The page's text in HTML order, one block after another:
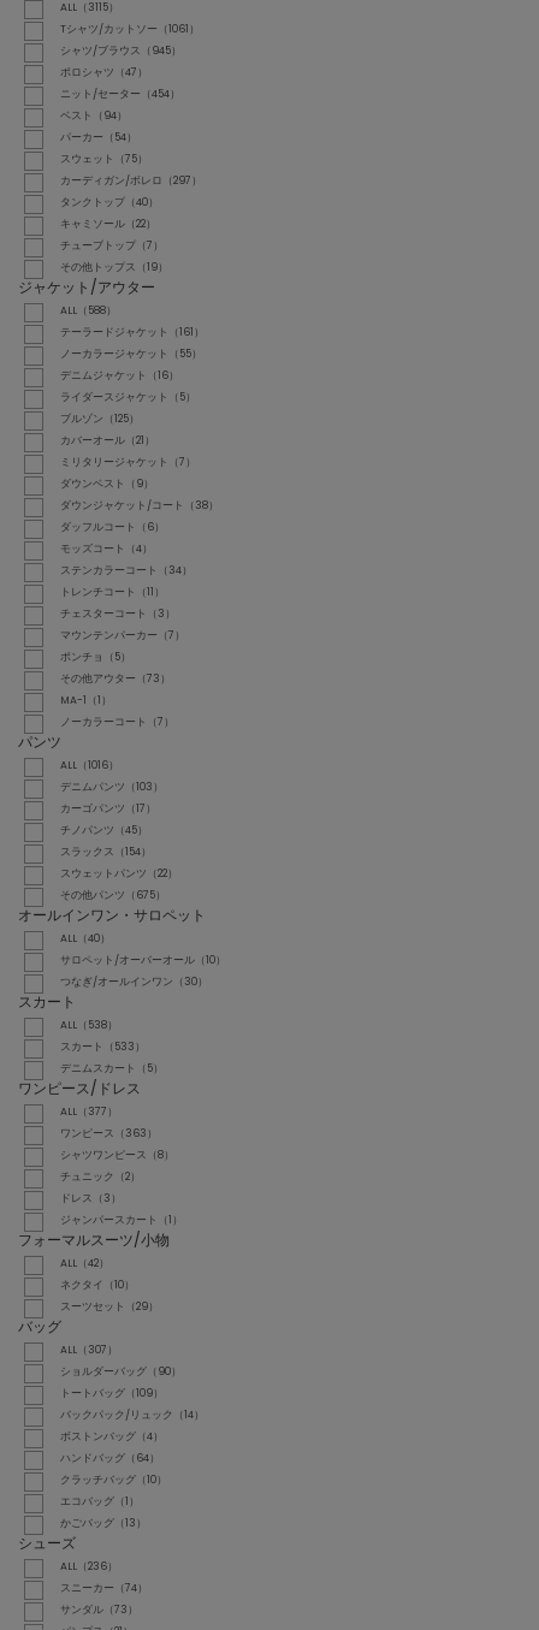
ALL（3115）
Tシャツ/カットソー（1061）
シャツ/ブラウス（945）
ポロシャツ（47）
ニット/セーター（454）
ベスト（94）
パーカー（54）
スウェット（75）
カーディガン/ボレロ（297）
タンクトップ（40）
キャミソール（22）
チューブトップ（7）
その他トップス（19）
ジャケット/アウター
ALL（588）
テーラードジャケット（161）
ノーカラージャケット（55）
デニムジャケット（16）
ライダースジャケット（5）
ブルゾン（125）
カバーオール（21）
ミリタリージャケット（7）
ダウンベスト（9）
ダウンジャケット/コート（38）
ダッフルコート（6）
モッズコート（4）
ステンカラーコート（34）
トレンチコート（11）
チェスターコート（3）
マウンテンパーカー（7）
ポンチョ（5）
その他アウター（73）
MA-1（1）
ノーカラーコート（7）
パンツ
ALL（1016）
デニムパンツ（103）
カーゴパンツ（17）
チノパンツ（45）
スラックス（154）
スウェットパンツ（22）
その他パンツ（675）
オールインワン・サロペット
ALL（40）
サロペット/オーバーオール（10）
つなぎ/オールインワン（30）
スカート
ALL（538）
スカート（533）
デニムスカート（5）
ワンピース/ドレス
ALL（377）
ワンピース（363）
シャツワンピース（8）
チュニック（2）
ドレス（3）
ジャンパースカート（1）
フォーマルスーツ/小物
ALL（42）
ネクタイ（10）
スーツセット（29）
バッグ
ALL（307）
ショルダーバッグ（90）
トートバッグ（109）
バックパック/リュック（14）
ボストンバッグ（4）
ハンドバッグ（64）
クラッチバッグ（10）
エコバッグ（1）
かごバッグ（13）
シューズ
ALL（236）
スニーカー（74）
サンダル（73）